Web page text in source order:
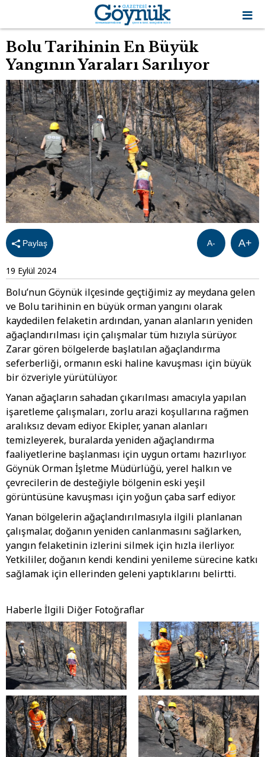
Bolu Tarihinin En Büyük
Yangının Yaraları Sarılıyor
Paylaş A+
A-
19 Eylül 2024
Bolu’nun Göynük ilçesinde geçtiğimiz ay meydana gelen
ve Bolu tarihinin en büyük orman yangını olarak
kaydedilen felaketin ardından, yanan alanların yeniden
ağaçlandırılması için çalışmalar tüm hızıyla sürüyor.
Zarar gören bölgelerde başlatılan ağaçlandırma
seferberliği, ormanın eski haline kavuşması için büyük
bir özveriyle yürütülüyor.
Yanan ağaçların sahadan çıkarılması amacıyla yapılan
işaretleme çalışmaları, zorlu arazi koşullarına rağmen
aralıksız devam ediyor. Ekipler, yanan alanları
temizleyerek, buralarda yeniden ağaçlandırma
faaliyetlerine başlanması için uygun ortamı hazırlıyor.
Göynük Orman İşletme Müdürlüğü, yerel halkın ve
çevrecilerin de desteğiyle bölgenin eski yeşil
görüntüsüne kavuşması için yoğun çaba sarf ediyor.
Yanan bölgelerin ağaçlandırılmasıyla ilgili planlanan
çalışmalar, doğanın yeniden canlanmasını sağlarken,
yangın felaketinin izlerini silmek için hızla ilerliyor.
Yetkililer, doğanın kendi kendini yenileme sürecine katkı
sağlamak için ellerinden geleni yaptıklarını belirtti.
Haberle İlgili Diğer Fotoğraflar